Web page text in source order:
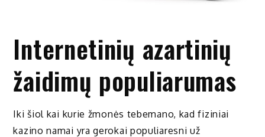
Internetinių azartinių
žaidimų populiarumas
Iki šiol kai kurie žmonės tebemano, kad fiziniai
kazino namai yra gerokai populiaresni už